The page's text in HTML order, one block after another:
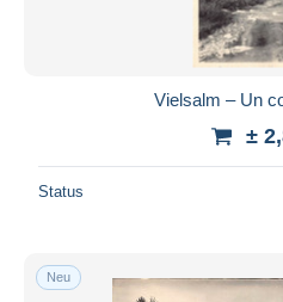
Vielsalm – Un
±
Status
Neu